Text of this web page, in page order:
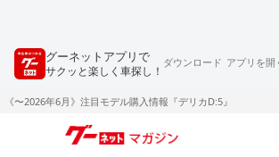
グーネットアプリで
サクッと楽しく車探し！
ダウンロード アプリを開
《〜2026年6月》注目モデル購入情報『デリカD:5』